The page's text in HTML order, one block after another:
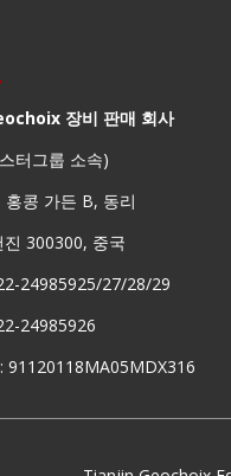
장비 판매 회사
터그룹 소속)
콩 가든 B, 동리
진 300300, 중국
24985925/27/28/29
24985926
91120118MA05MDX316